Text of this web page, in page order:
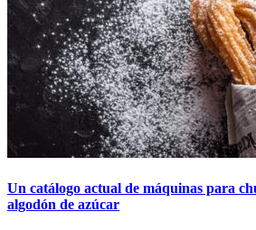
Un catálogo actual de máquinas para
algodón de azúcar